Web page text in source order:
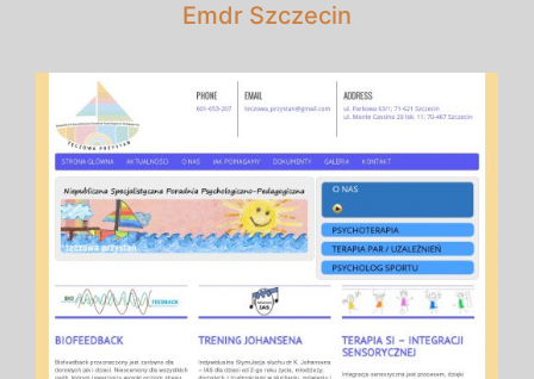
Emdr Szczecin